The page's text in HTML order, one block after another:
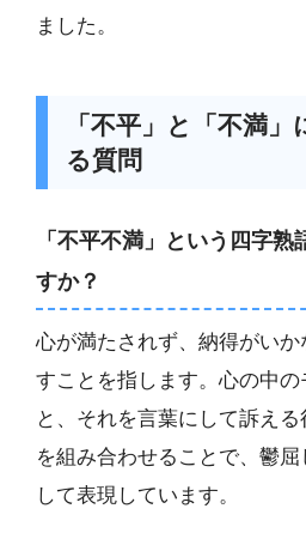
ました。
「不平」と「不満
る質問
「不平不満」という四字
すか？
心が満たされず、納得がい
すことを指します。心の中の
と、それを言葉にして訴え
を組み合わせることで、鬱
して表現しています。